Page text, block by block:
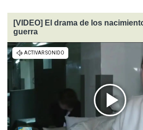
[VIDEO] El drama de los
guerra